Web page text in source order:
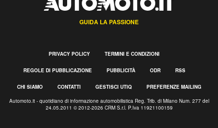
GUIDA LA PASSIONE
PRIVACY POLICY TERMINI E CONDIZIONI
REGOLE DI PUBBLICAZIONE PUBBLICITÀ ODR RSS
CHI SIAMO CONTATTI GESTISCI UTIQ PREFERENZE MAILING
Automoto.it - quotidiano di informazione automobilistica Reg. Trib. di Milano Num. 277 del
24.05.2011 © 2012-2026 CRM S.r.l. P.Iva 11921100159